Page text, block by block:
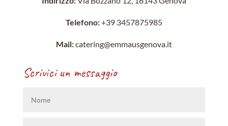
Telefono:+39 3457875985
Mail:catering@emmausgenova.it
Scrivici un messaggio